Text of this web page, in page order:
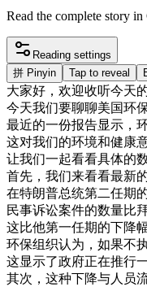
Read the complete story
Reading settings
拼 Pinyin Tap to reveal
大家好 ， 欢迎收听今天
今天我们要聊聊美国环
最近的一份报告显示 ，
这对我们的环境和健康
让我们一起看看具体的
首先 ， 我们来看看最新
在特朗普总统第二任期
民事诉讼案件的数量比
这比他第一任期的下降
环保组织认为 ， 如果不
这显示了政府正在推行
其次 ， 这种下降与人员